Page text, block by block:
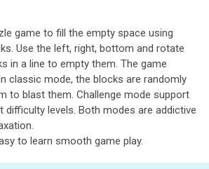
game to fill the empty space using
Use the left, right, bottom and rotate
in a line to empty them. The game
classic mode, the blocks are randomly
to blast them. Challenge mode support
difficulty levels. Both modes are addictive
to learn smooth game play.